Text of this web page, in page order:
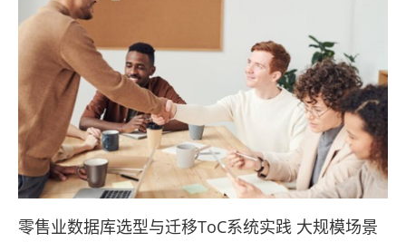
零售业数据库选型与迁移ToC系统实践 大规模场景